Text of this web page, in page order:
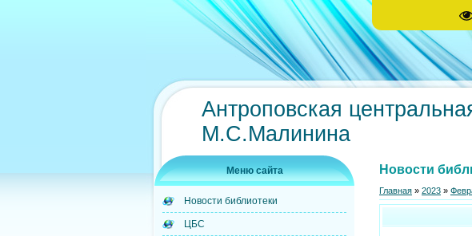
Антроповская
М.С.Малинина
Меню сайта
Новости библиотеки
ЦБС
Новости
Главная » 2023 »